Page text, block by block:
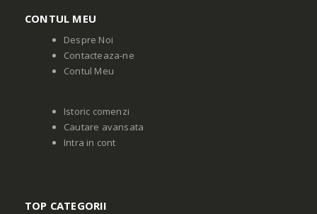
CONTUL MEU
Despre Noi
Contacteaza-ne
Contul Meu
Istoric comenzi
Cautare avansata
Intra in cont
TOP CATEGORII